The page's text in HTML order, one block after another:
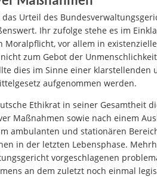
Urteil des
Ihr zufolge stehe es im
vor allem in
zum Gebot der
dies im Sinne einer klarstellenden
aufgenommen werden.
Ethikrat in seiner Gesamtheit
Maßnahmen sowie nach einem
ambulanten und stationären
in der letzten Lebensphase.
vorgeschlagenen
an dem zuletzt noch einmal